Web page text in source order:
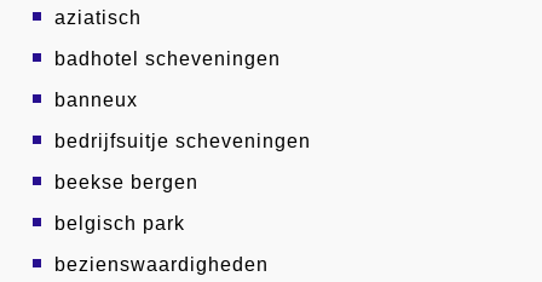
aziatisch
badhotel scheveningen
banneux
bedrijfsuitje scheveningen
beekse bergen
belgisch park
bezienswaardigheden